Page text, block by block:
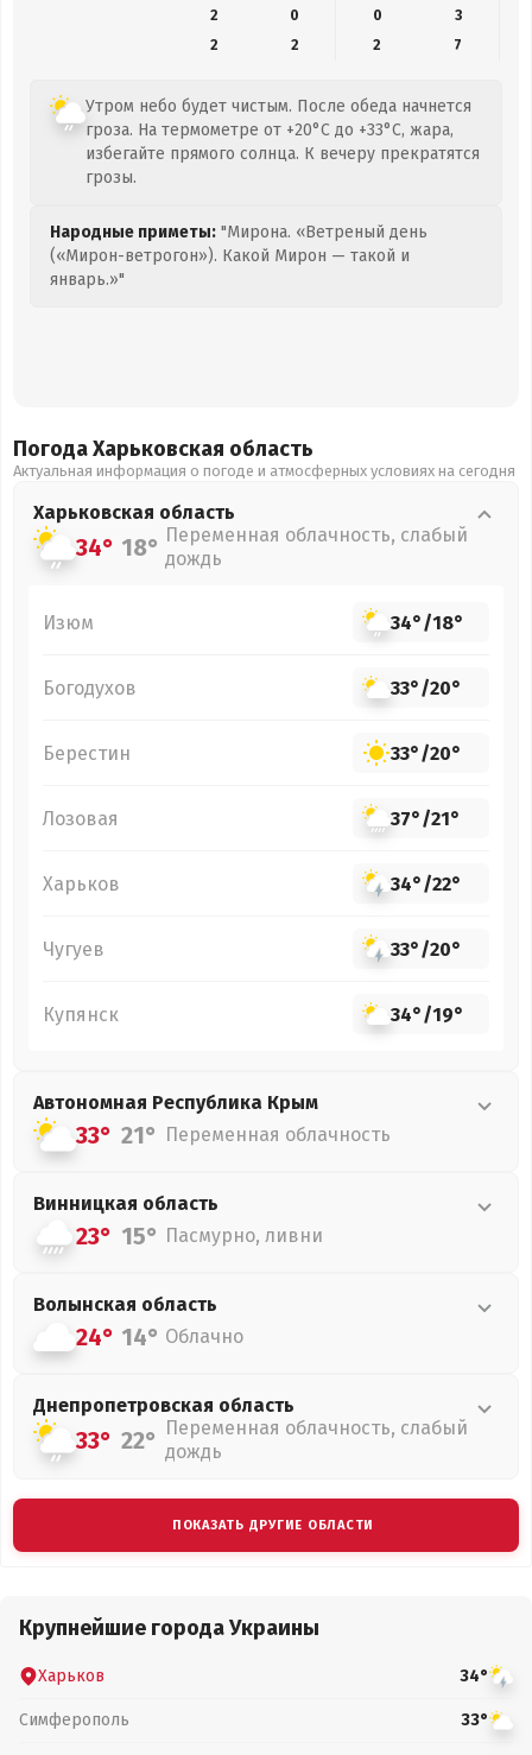
2
0 0
3
2
2 2 7
Утром небо будет чистым. После обеда начнется
гроза. На термометре от +20°C до +33°C, жара,
избегайте прямого солнца. К вечеру прекратятся
грозы.
Народные приметы: "Мирона. «Ветреный день
(«Мирон-ветрогон»). Какой Мирон — такой и
январь.»"
Погода Харьковская область
Актуальная информация о погоде и атмосферных условиях на сегодня
Харьковская область
34° 18° Переменная облачность, слабый
дождь
Изюм 34°/18°
Богодухов 33°/20°
Берестин 33°/20°
Лозовая 37°/21°
Харьков 34°/22°
Чугуев 33°/20°
Купянск 34°/19°
Автономная Республика Крым
33° 21° Переменная облачность
Винницкая область
23° 15° Пасмурно, ливни
Волынская область
24° 14° Облачно
Днепропетровская область
33° 22° Переменная облачность, слабый
дождь
ПОКАЗАТЬ ДРУГИЕ ОБЛАСТИ
Крупнейшие города Украины
Харьков 34°
Симферополь 33°